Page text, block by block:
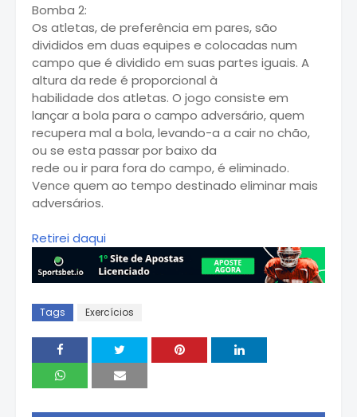
Bomba 2:
Os atletas, de preferência em pares, são
divididos em duas equipes e colocadas num
campo que é dividido em suas partes iguais. A
altura da rede é proporcional à
habilidade dos atletas. O jogo consiste em
lançar a bola para o campo adversário, quem
recupera mal a bola, levando-a a cair no chão,
ou se esta passar por baixo da
rede ou ir para fora do campo, é eliminado.
Vence quem ao tempo destinado eliminar mais
adversários.
Retirei daqui
Tags Exercícios